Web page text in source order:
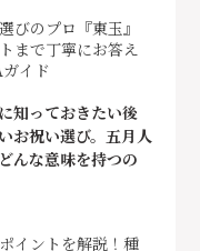
びのプロ『東玉』
まで丁寧にお答え
イド
知っておきたい後
お祝い選び。五月人
んな意味を持つの
イントを解説！種